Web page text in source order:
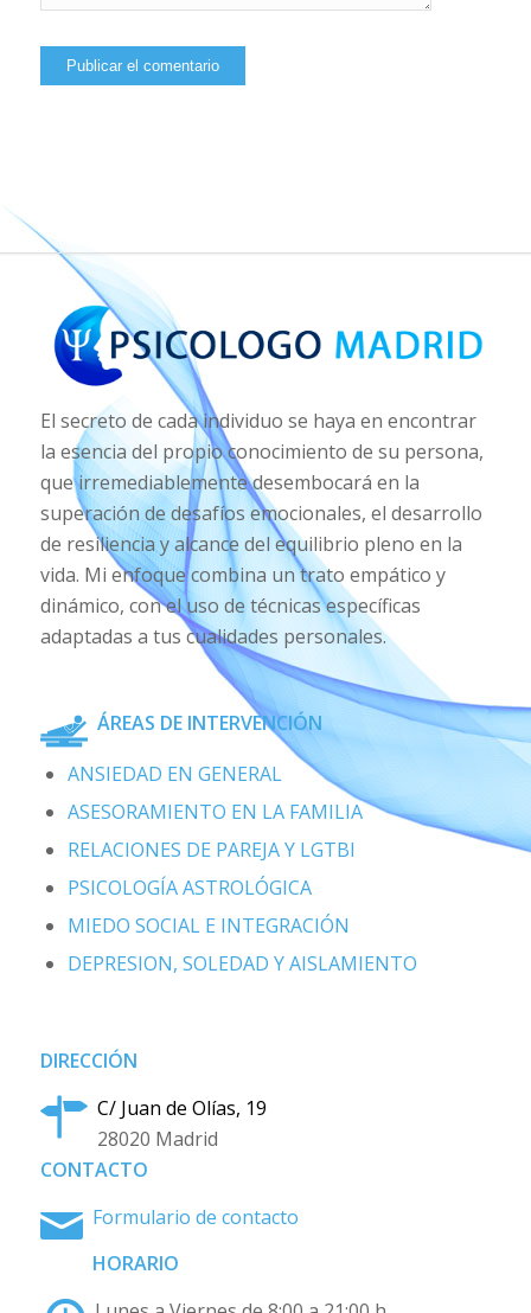
El secreto de cada individuo se haya en encontrar
la esencia del propio conocimiento de su persona,
que irremediablemente desembocará en la
superación de desafíos emocionales, el desarrollo
de resiliencia y alcance del equilibrio pleno en la
vida. Mi enfoque combina un trato empático y
dinámico, con el uso de técnicas específicas
adaptadas a tus cualidades personales.
ÁREAS DE INTERVENCIÓN
ANSIEDAD EN GENERAL
ASESORAMIENTO EN LA FAMILIA
RELACIONES DE PAREJA Y LGTBI
PSICOLOGÍA ASTROLÓGICA
MIEDO SOCIAL E INTEGRACIÓN
DEPRESION, SOLEDAD Y AISLAMIENTO
DIRECCIÓN
C/ Juan de Olías, 19
28020 Madrid
CONTACTO
Formulario de contacto
HORARIO